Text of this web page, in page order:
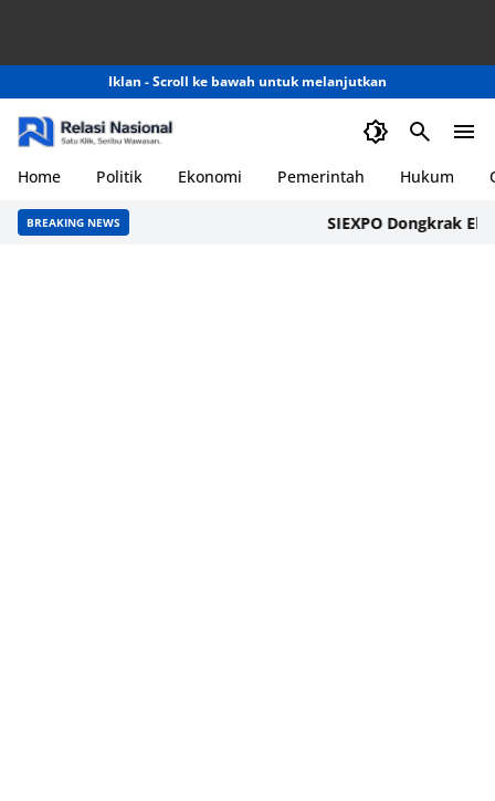
Iklan - Scroll ke bawah untuk melanjutkan
Home Politik Ekonomi Pemerintah Hukum
BREAKING NEWS SIEXPO Dongkrak